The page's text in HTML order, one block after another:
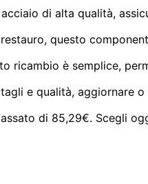
di alta qualità,
questo
ricambio è semplice,
e qualità, aggiornare
di 85,29€. Scegli